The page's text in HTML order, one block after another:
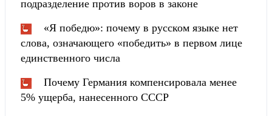
подразделение против воров в законе
«Я победю»: почему в русском языке нет
слова, означающего «победить» в первом лице
единственного числа
Почему Германия компенсировала менее
5% ущерба, нанесенного СССР